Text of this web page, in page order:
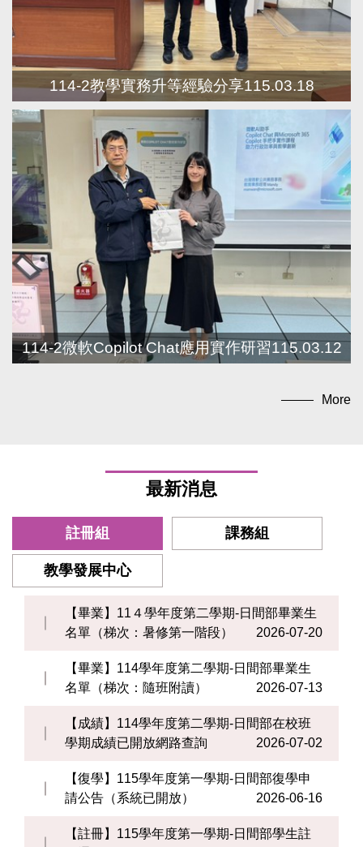
114-2教學實務升等經驗分享115.03.18
114-2微軟Copilot Chat應用實作研習115.03.12
More
最新消息
註冊組 課務組
教學發展中心
【畢業】11４學年度第二學期-日間部畢業生
名單（梯次：暑修第一階段）
2026-07-20
【畢業】114學年度第二學期-日間部畢業生
名單（梯次：隨班附讀）
2026-07-13
【成績】114學年度第二學期-日間部在校班
學期成績已開放網路查詢
2026-07-02
【復學】115學年度第一學期-日間部復學申
請公告（系統已開放）
2026-06-16
【註冊】115學年度第一學期-日間部學生註